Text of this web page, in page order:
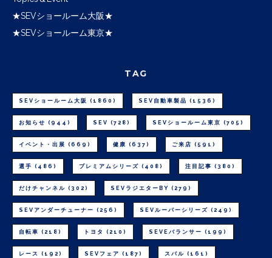
★SEVショールーム大阪★
★SEVショールーム東京★
TAG
SEVショールーム大阪 (1860) SEV自動車製品 (1536)
お知らせ (944) SEV (728) SEVショールーム東京 (705)
イベント・出展 (669) 健康 (637) ご来店 (591)
選手 (486) プレミアムシリーズ (408) 注目記事 (380)
だけチャンネル (302) SEVラジエターBY (279)
SEVアンダーチューナー (256) SEVルーパーシリーズ (249)
自転車 (218) トヨタ (210) SEVEバランサー (199)
レース (192) SEVフェア (187) スバル (161)